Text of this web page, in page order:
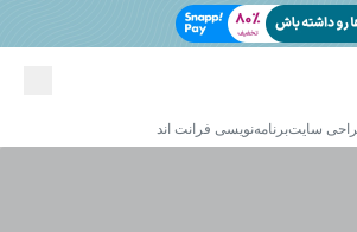
سایتبرنامه‌نویسی فرانت اند